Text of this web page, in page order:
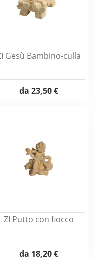
Gesù Bambino-culla
da 23,50 €
ZI Putto con fiocco
da 18,20 €